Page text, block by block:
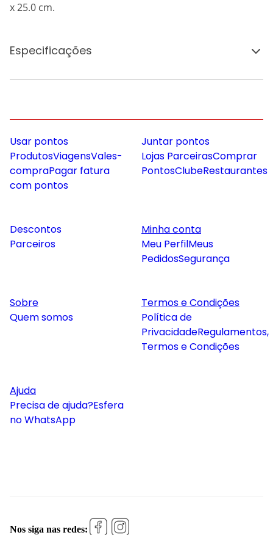
x 25.0 cm.
Especificações
Usar pontos
ProdutosViagensVales-
compraPagar fatura
com pontos
Juntar pontos
Lojas ParceirasComprar
PontosClubeRestaurantes
Descontos
Parceiros
Minha conta
Meu PerfilMeus
PedidosSegurança
Sobre
Quem somos
Termos e Condições
Política de
PrivacidadeRegulamentos,
Termos e Condições
Ajuda
Precisa de ajuda?Esfera
no WhatsApp
Nos siga nas redes: